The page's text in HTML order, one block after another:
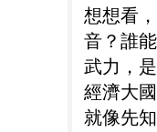
想想看
音？誰
武力，
經濟大
就像先